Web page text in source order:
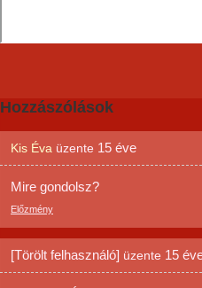
Hozzászólások
Kis Éva üzente 15 éve
Mire gondolsz?
Előzmény
[Törölt felhasználó] üzente 15